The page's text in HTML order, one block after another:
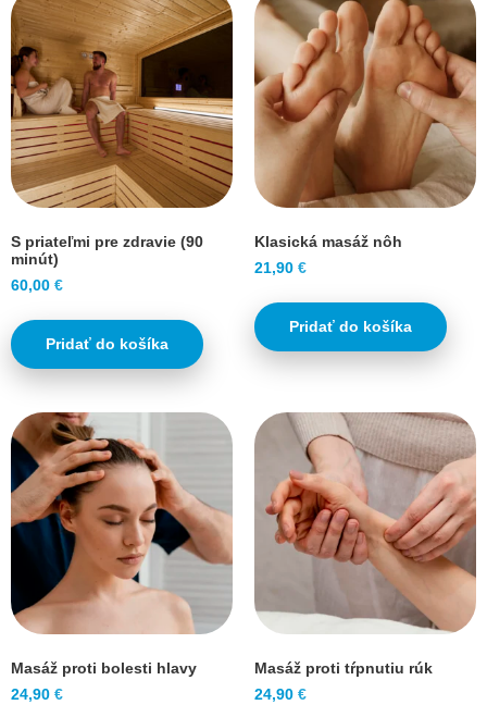
S priateľmi pre zdravie (90
minút)
60,00 €
Pridať do košíka
Klasická masáž nôh
21,90 €
Pridať do košíka
Masáž proti bolesti hlavy
24,90 €
Masáž proti tŕpnutiu rúk
24,90 €